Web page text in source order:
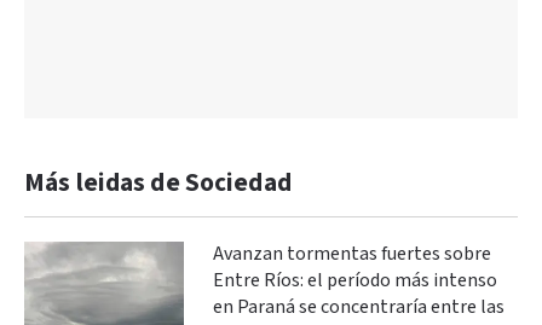
Más leidas de Sociedad
Avanzan tormentas fuertes sobre
Entre Ríos: el período más intenso
en Paraná se concentraría entre las